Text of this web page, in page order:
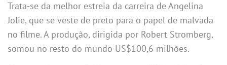
Trata-se da melhor estreia da carreira de Angelina
Jolie, que se veste de preto para o papel de malvada
no filme. A produção, dirigida por Robert Stromberg,
somou no resto do mundo US$100,6 milhões.